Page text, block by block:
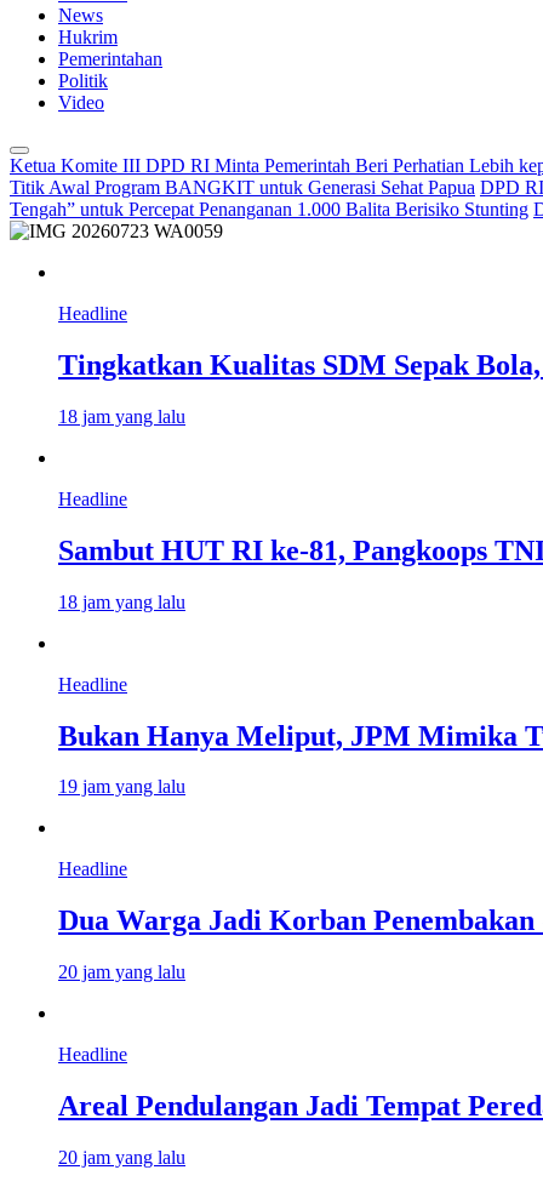
News
Hukrim
Pemerintahan
Politik
Video
Ketua Komite III DPD RI Minta Pemerintah Beri Perhatian Lebih
Titik Awal Program BANGKIT untuk Generasi Sehat Papua DPD
Tengah” untuk Percepat Penanganan 1.000 Balita Berisiko Stunting
Headline
Tingkatkan Kualitas SDM Sepak
18 jam yang lalu
Headline
Sambut HUT RI ke-81, Pangkoops
18 jam yang lalu
Headline
Bukan Hanya Meliput, JPM Mimika
19 jam yang lalu
Headline
Dua Warga Jadi Korban
20 jam yang lalu
Headline
Areal Pendulangan Jadi Tempat
20 jam yang lalu